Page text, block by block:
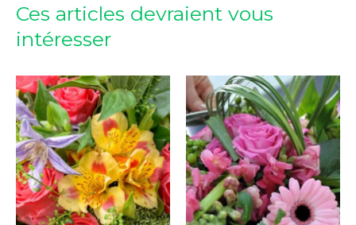
Ces articles devraient vous
intéresser